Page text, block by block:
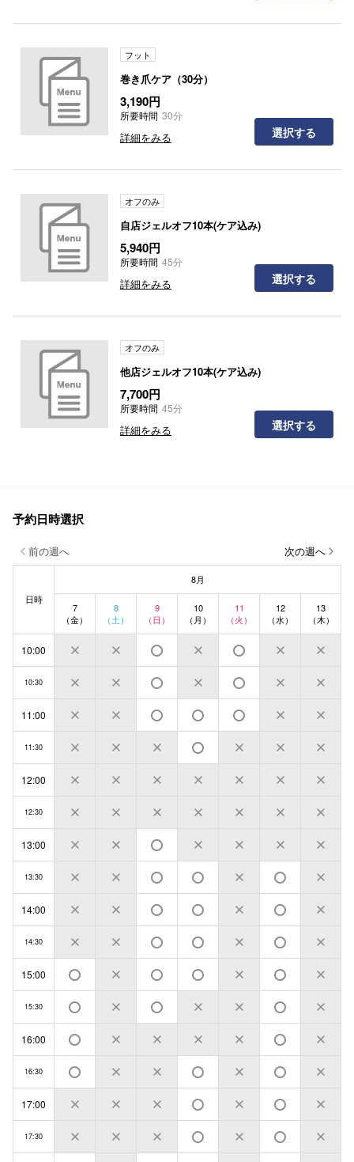
フット
巻き爪ケア（30分）
3,190円
所要時間 30分
詳細をみる 選択する
オフのみ
自店ジェルオフ10本(ケア込み)
5,940円
所要時間 45分
詳細をみる 選択する
オフのみ
他店ジェルオフ10本(ケア込み)
7,700円
所要時間 45分
詳細をみる 選択する
予約日時選択
前の週へ 次の週へ
日時
8月
7
（金）
8
（土）
9
（日）
10
（月）
11
（火）
12
（水）
13
（木）
10:00
10:30
11:00
11:30
12:00
12:30
13:00
13:30
14:00
14:30
15:00
15:30
16:00
16:30
17:00
17:30